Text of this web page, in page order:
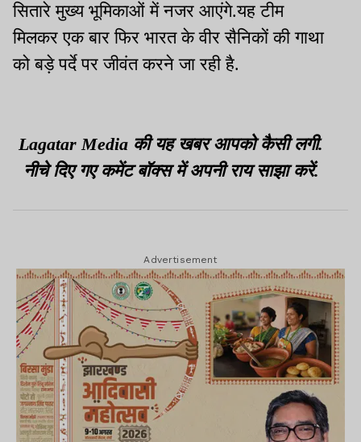
सितारे मुख्य भूमिकाओं में नजर आएंगे.यह टीम
मिलकर एक बार फिर भारत के वीर सैनिकों की गाथा
को बड़े पर्दे पर जीवंत करने जा रही है.
Lagatar Media की यह खबर आपको कैसी लगी.
नीचे दिए गए कमेंट बॉक्स में अपनी राय साझा करें.
Advertisement